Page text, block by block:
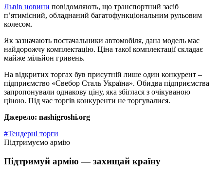
Львів новини повідомляють, що транспортний засіб
п’ятимісний, обладнаний багатофункціональним рульовим
колесом.
Як зазначають постачальники автомобіля, дана модель має
найдорожчу комплектацію. Ціна такої комплектації складає
майже мільйон гривень.
На відкритих торгах був присутній лише один конкурент –
підприємство «Свебор Сталь Україна». Обидва підприємства
запропонували однакову ціну, яка збіглася з очікуваною
ціною. Під час торгів конкуренти не торгувалися.
Джерело: nashigroshi.org
#Тендерні торги
Підтримуємо армію
Підтримуй армію — захищай країну